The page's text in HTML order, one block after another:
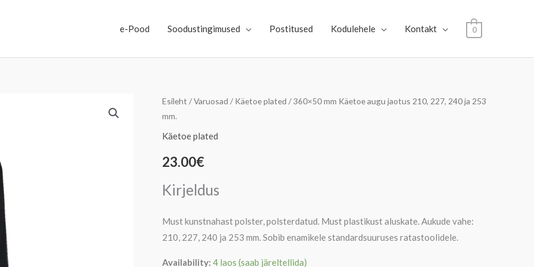
e-Pood Soodustingimused Postitused Kodulehele Kontakt 0
Esileht /Varuosad / Käetoe plated / 360×50 mm Käetoe augu jaotus 210, 227, 240 ja 253
mm.
Käetoe plated
23.00€
Kirjeldus
Must kunstnahast polster, polsterdatud. Must plastikust aluskate. Aukude vahe:
210, 227, 240 ja 253 mm. Sobib enamikele standardsuuruses ratastoolidele.
Availability: 4 laos (saab järeltellida)
360×50
mm
Käetoe
jaotus
227,
mm.